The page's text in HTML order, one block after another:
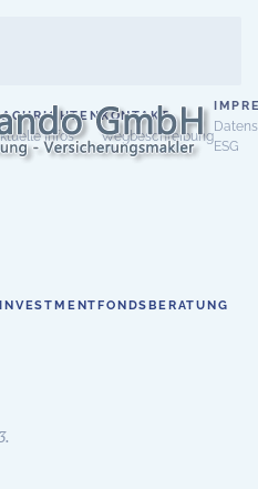
Infos
KONTAKT
Wegbeschreibung
ESG
.